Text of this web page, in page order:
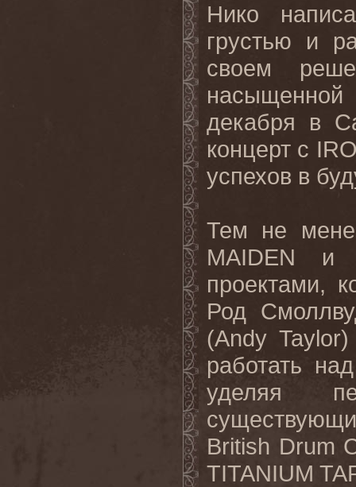
Нико
грустью и
своем
декабря в
концерт с
успехов в
Тем не
MAIDEN
и
проектами,
Род
(Andy Taylor)
работать
уделяя
British Drum
TITANIUM